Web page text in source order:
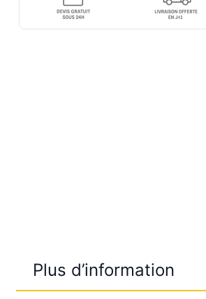
Plus d’information